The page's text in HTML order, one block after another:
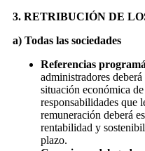
3. RETRIBUCIÓN DE
a) Todas las sociedades
Referencias
administradores
situación económica
responsabilidades que
remuneración deberá
rentabilidad y
plazo.